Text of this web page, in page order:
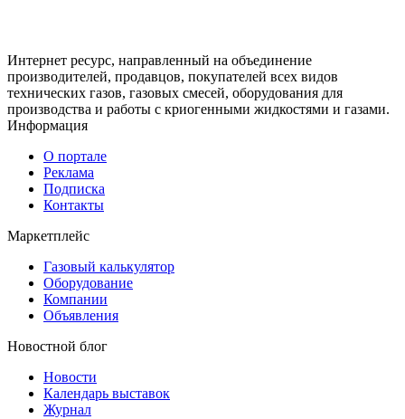
Интернет ресурс, направленный на объединение
производителей, продавцов, покупателей всех видов
технических газов, газовых смесей, оборудования для
производства и работы с криогенными жидкостями и газами.
Информация
О портале
Реклама
Подписка
Контакты
Маркетплейс
Газовый калькулятор
Оборудование
Компании
Объявления
Новостной блог
Новости
Календарь выставок
Журнал